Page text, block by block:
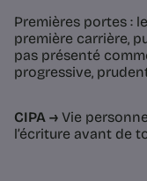
Premières portes :
première carrière,
pas présenté
progressive,
CIPA → Vie
l’écriture avant de